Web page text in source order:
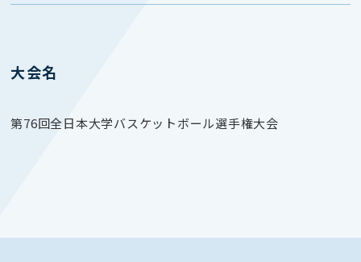
大会名
第76回全日本大学バスケットボール選手権大会